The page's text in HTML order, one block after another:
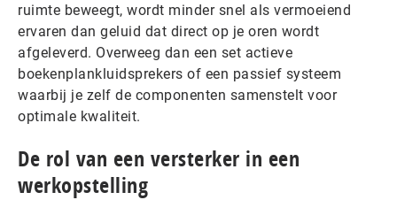
ruimte beweegt, wordt minder snel als vermoeiend
ervaren dan geluid dat direct op je oren wordt
afgeleverd. Overweeg dan een set actieve
boekenplankluidsprekers of een passief systeem
waarbij je zelf de componenten samenstelt voor
optimale kwaliteit.
De rol van een versterker in een
werkopstelling